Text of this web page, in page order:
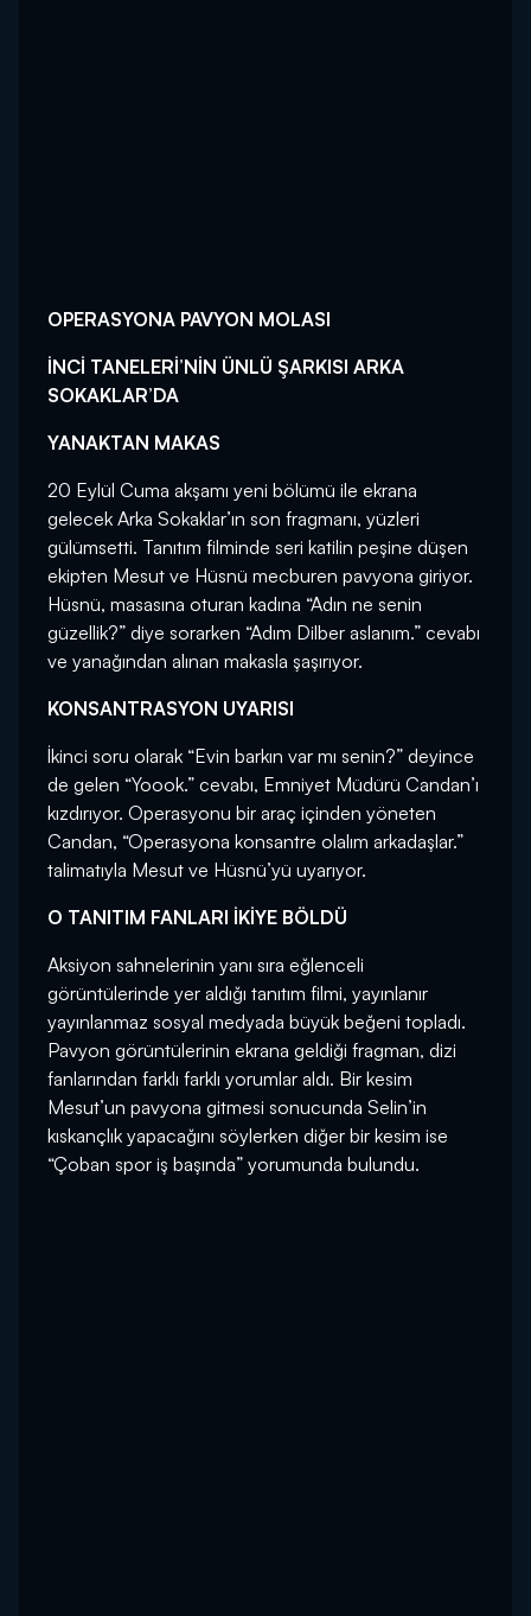
OPERASYONA PAVYON MOLASI
İNCİ TANELERİ’NİN ÜNLÜ ŞARKISI ARKA
SOKAKLAR’DA
YANAKTAN MAKAS
20 Eylül Cuma akşamı yeni bölümü ile ekrana
gelecek Arka Sokaklar’ın son fragmanı, yüzleri
gülümsetti. Tanıtım filminde seri katilin peşine düşen
ekipten Mesut ve Hüsnü mecburen pavyona giriyor.
Hüsnü, masasına oturan kadına “Adın ne senin
güzellik?” diye sorarken “Adım Dilber aslanım.” cevabı
ve yanağından alınan makasla şaşırıyor.
KONSANTRASYON UYARISI
İkinci soru olarak “Evin barkın var mı senin?” deyince
de gelen “Yoook.” cevabı, Emniyet Müdürü Candan’ı
kızdırıyor. Operasyonu bir araç içinden yöneten
Candan, “Operasyona konsantre olalım arkadaşlar.”
talimatıyla Mesut ve Hüsnü’yü uyarıyor.
O TANITIM FANLARI İKİYE BÖLDÜ
Aksiyon sahnelerinin yanı sıra eğlenceli
görüntülerinde yer aldığı tanıtım filmi, yayınlanır
yayınlanmaz sosyal medyada büyük beğeni topladı.
Pavyon görüntülerinin ekrana geldiği fragman, dizi
fanlarından farklı farklı yorumlar aldı. Bir kesim
Mesut’un pavyona gitmesi sonucunda Selin’in
kıskançlık yapacağını söylerken diğer bir kesim ise
“Çoban spor iş başında” yorumunda bulundu.